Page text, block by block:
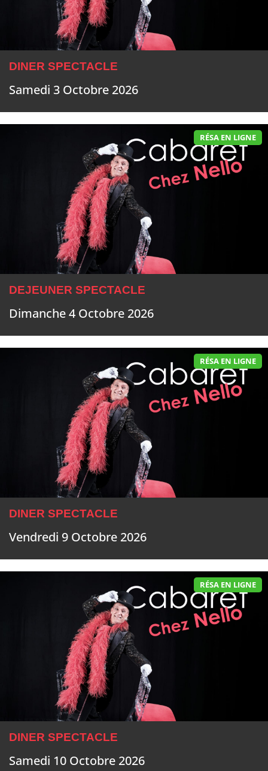
DINER SPECTACLE
Samedi 3 Octobre 2026
RÉSA EN LIGNE
DEJEUNER SPECTACLE
Dimanche 4 Octobre 2026
RÉSA EN LIGNE
DINER SPECTACLE
Vendredi 9 Octobre 2026
RÉSA EN LIGNE
DINER SPECTACLE
Samedi 10 Octobre 2026